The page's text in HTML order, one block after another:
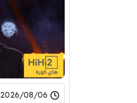
2026/08/06 - 01:29